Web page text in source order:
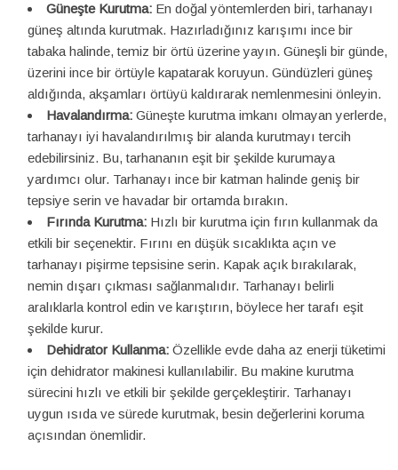
Güneşte Kurutma: En doğal yöntemlerden biri, tarhanayı
güneş altında kurutmak. Hazırladığınız karışımı ince bir
tabaka halinde, temiz bir örtü üzerine yayın. Güneşli bir günde,
üzerini ince bir örtüyle kapatarak koruyun. Gündüzleri güneş
aldığında, akşamları örtüyü kaldırarak nemlenmesini önleyin.
Havalandırma: Güneşte kurutma imkanı olmayan yerlerde,
tarhanayı iyi havalandırılmış bir alanda kurutmayı tercih
edebilirsiniz. Bu, tarhananın eşit bir şekilde kurumaya
yardımcı olur. Tarhanayı ince bir katman halinde geniş bir
tepsiye serin ve havadar bir ortamda bırakın.
Fırında Kurutma: Hızlı bir kurutma için fırın kullanmak da
etkili bir seçenektir. Fırını en düşük sıcaklıkta açın ve
tarhanayı pişirme tepsisine serin. Kapak açık bırakılarak,
nemin dışarı çıkması sağlanmalıdır. Tarhanayı belirli
aralıklarla kontrol edin ve karıştırın, böylece her tarafı eşit
şekilde kurur.
Dehidrator Kullanma: Özellikle evde daha az enerji tüketimi
için dehidrator makinesi kullanılabilir. Bu makine kurutma
sürecini hızlı ve etkili bir şekilde gerçekleştirir. Tarhanayı
uygun ısıda ve sürede kurutmak, besin değerlerini koruma
açısından önemlidir.